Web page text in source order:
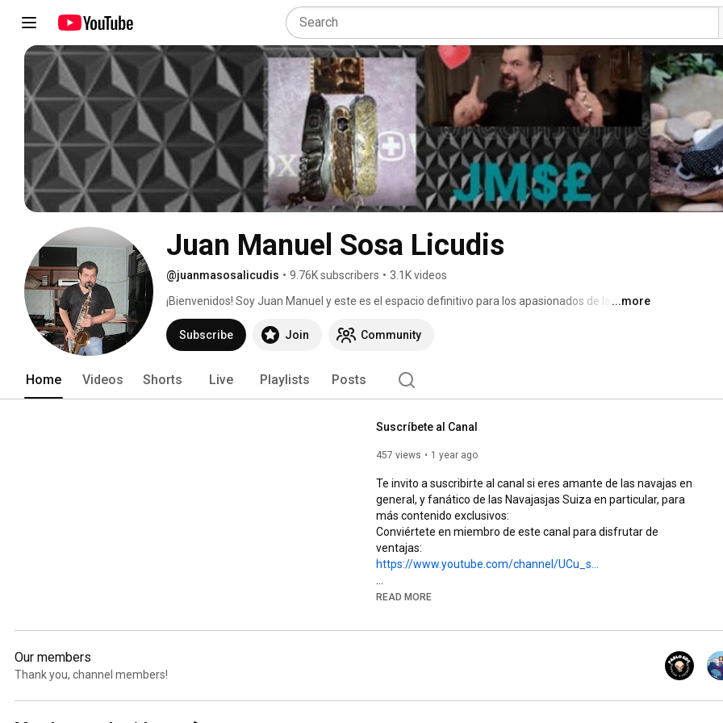
Juan Manuel Sosa Licudis
@juanmasosalicudis • 9.76K subscribers • 3.1K videos
¡Bienvenidos! Soy Juan Manuel y este es el espacio definitivo para los apasionados de las
Victorinox, las navajas suizas y el mundo del EDC (Everyday Carry) en español.
...more
Subscribe Join Community
Home Videos Shorts Live Playlists Posts
Suscríbete al Canal
457 views 1 year ago
Te invito a suscribirte al canal si eres amante de las navajas en
general, y fanático de las Navajasjas Suiza en particular, para
más contenido exclusivos:
Conviértete en miembro de este canal para disfrutar de
https://www.youtube.com/channel/UCu_s...
#juanmanuelsosalicudis
Desde Argentina a
READ MORE
Our members
Thank you, channel members!